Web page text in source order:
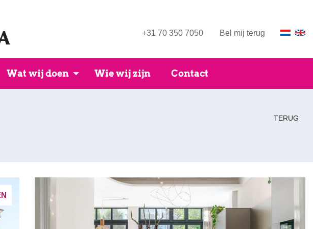
+31 70 350 7050 Bel mij terug
Wat wij doen Wie wij zijn Contact
TERUG